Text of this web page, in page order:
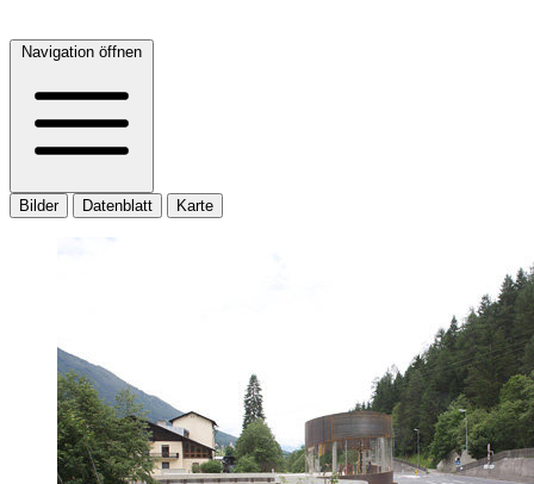
Navigation öffnen
Bilder Datenblatt Karte